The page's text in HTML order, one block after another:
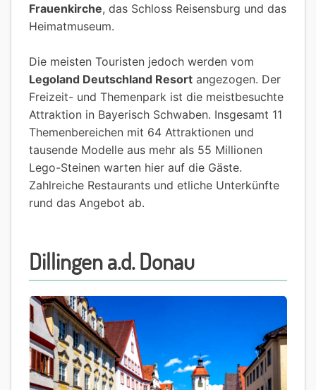
Frauenkirche, das Schloss Reisensburg und das
Heimatmuseum.
Die meisten Touristen jedoch werden vom
Legoland Deutschland Resort angezogen. Der
Freizeit- und Themenpark ist die meistbesuchte
Attraktion in Bayerisch Schwaben. Insgesamt 11
Themenbereichen mit 64 Attraktionen und
tausende Modelle aus mehr als 55 Millionen
Lego-Steinen warten hier auf die Gäste.
Zahlreiche Restaurants und etliche Unterkünfte
rund das Angebot ab.
Dillingen a.d. Donau